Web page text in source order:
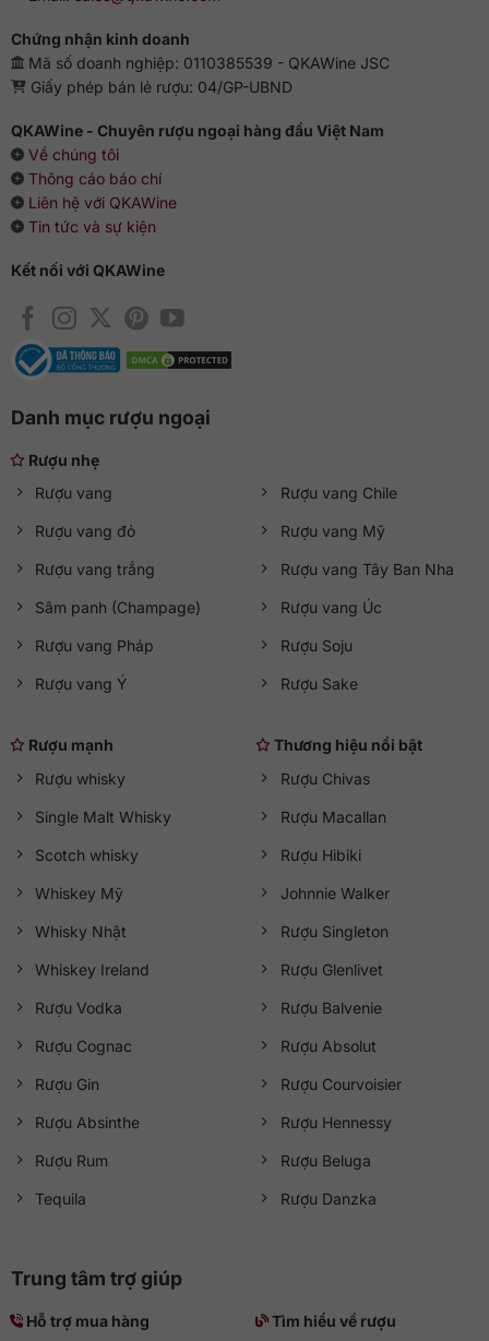
Chứng nhận kinh doanh
Mã số doanh nghiệp: 0110385539 - QKAWine JSC
Giấy phép bán lẻ rượu: 04/GP-UBND
QKAWine - Chuyên rượu ngoại hàng đầu Việt Nam
Về chúng tôi
Thông cáo báo chí
Liên hệ với QKAWine
Tin tức và sự kiện
Kết nối với QKAWine
Danh mục rượu ngoại
Rượu nhẹ
Rượu vang
Rượu vang đỏ
Rượu vang trắng
Sâm panh (Champage)
Rượu vang Pháp
Rượu vang Ý
Rượu vang Chile
Rượu vang Mỹ
Rượu vang Tây Ban Nha
Rượu vang Úc
Rượu Soju
Rượu Sake
Rượu mạnh
Rượu whisky
Single Malt Whisky
Scotch whisky
Whiskey Mỹ
Whisky Nhật
Whiskey Ireland
Rượu Vodka
Rượu Cognac
Rượu Gin
Rượu Absinthe
Rượu Rum
Tequila
Thương hiệu nổi bật
Rượu Chivas
Rượu Macallan
Rượu Hibiki
Johnnie Walker
Rượu Singleton
Rượu Glenlivet
Rượu Balvenie
Rượu Absolut
Rượu Courvoisier
Rượu Hennessy
Rượu Beluga
Rượu Danzka
Trung tâm trợ giúp
Hỗ trợ mua hàng
Tìm hiểu về rượu